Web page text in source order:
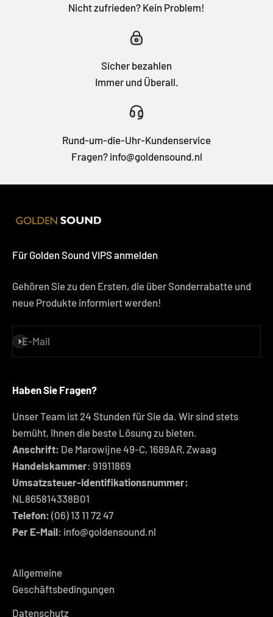
Nicht zufrieden? Kein Problem!
Sicher bezahlen
Immer und Überall.
Rund-um-die-Uhr-Kundenservice
Fragen? info@goldensound.nl
Für Golden Sound VIPS anmelden
Gehören Sie zu den Ersten, die über Sonderrabatte und
neue Produkte informiert werden!
E-Mail
Abonnieren
Haben Sie Fragen?
Unser Team ist 24 Stunden für Sie da. Wir sind stets
bemüht, Ihnen die beste Lösung zu bieten.
Anschrift: De Marowijne 49-C, 1689AR, Zwaag
Handelskammer: 91911869
Umsatzsteuer-Identifikationsnummer:
NL865814338B01
Telefon: (06) 13 11 72 47
Per E-Mail: info@goldensound.nl
Allgemeine
Geschäftsbedingungen
Datenschutz